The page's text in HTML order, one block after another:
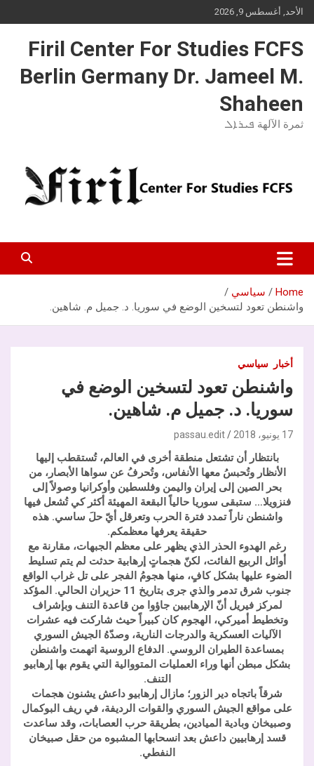
Skip
to
الأحد, أغسطس 9, 2026
Firil Center For Studies FCFS
Berlin Germany Dr. Jameel M.
Shaheen
ثمرة الآلهة ܦܝܪܐܠ
Home
سياسي
واشنطن تعود لتسخين الوضع في سوريا. د. جميل م. شاهين.
أخبار سياسي
واشنطن تعود لتسخين الوضع في
سوريا. د. جميل م. شاهين.
17 يونيو، 2018 passau.edit
بانتظار أن تشتعل منطقة أخرى في العالم، تُستقطب إليها
الأنظار وتُحبسُ معها الأنفاس، وتُحرفُ عن سواها الأبصار، من
بحر الصين إلى إيران واليمن وفلسطين وأوكرانيا وصولاً إلى
فنزويلا… ستبقى سوريا حالياً البقعة المهيئة أكثر كي تُشعل فيها
واشنطن ناراً تمدد فترة الحرب وتعرقل أيّ حلَ ساسي. هذه
حقيقة يعرفها معظمكم.
رغم الهدوء الحذر الذي يظهر على معظم الجبهات، مقارنة مع
أوائل الربيع الفائت، لكنّ هجماتٍ إرهابية حدثت لم يتم تسليط
الضوء عليها بشكل كافٍ، منها هجومُ الفجر على تل غراب الواقع
جنوب شرق تدمر والذي جرى بتاريخ 11 حزيران الحالي. المؤكد
لمركز فيريل أنّ الإرهابيين جاؤوا من قاعدة التنف وبإشراف
وتخطيط أميركي، الهجوم كان كبيراً حيث شاركت فيه عشرات
الآليات العسكرية والدرجات النارية، وصدّهُ الجيش السوري
بمساعدة الطيران الروسي. الدفاع الروسية اتهمت واشنطن
بشكل مبطن أنها وراء العمليات المتووالية التي يقوم بها إرهابيو
التنف.
شرقاً باتجاه دير الزور؛ مازال إرهابيو داعش يشنون هجمات
على مواقع الجيش السوري والقوات الرديفة، في ريف البوكمال
وصبيخان وبادية الميادين، بطريقة حرب العصابات، وقد ساعدت
قسد إرهابيين داعش بعد انسحابها المشبوه من حقل صبيخان
النفطي.